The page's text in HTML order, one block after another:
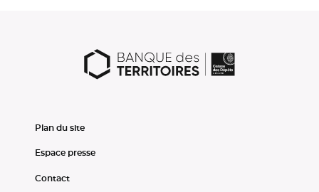
Plan du site
Espace presse
Contact